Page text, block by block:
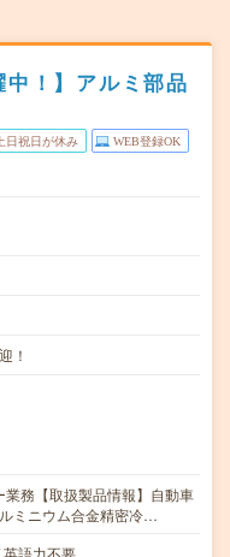
中！】アルミ部品
日祝日が休み WEB登録OK
！
務【取扱製品情報】自動車
ミニウム合金精密冷…
語力不要